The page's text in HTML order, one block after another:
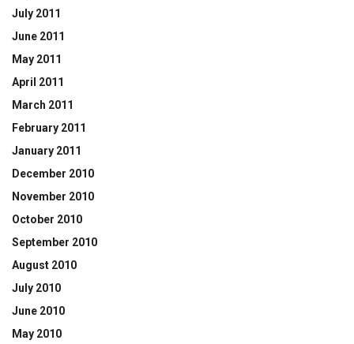
July 2011
June 2011
May 2011
April 2011
March 2011
February 2011
January 2011
December 2010
November 2010
October 2010
September 2010
August 2010
July 2010
June 2010
May 2010